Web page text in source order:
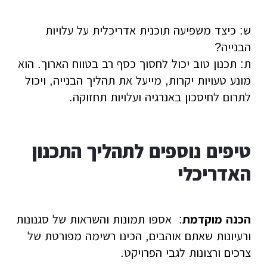
ש: כיצד משפיעה תוכנית אדריכלית על עלויות
הבנייה?
ת: תכנון טוב יכול לחסוך כסף רב בטווח הארוך. הוא
מונע טעויות יקרות, מייעל את תהליך הבנייה, ויכול
לתרום לחיסכון באנרגיה ועלויות תחזוקה.
טיפים נוספים לתהליך התכנון
האדריכלי
הכנה מוקדמת: אספו תמונות והשראות של סגנונות
ורעיונות שאתם אוהבים, הכינו רשימה מפורטת של
צרכים ורצונות לגבי הפרויקט.